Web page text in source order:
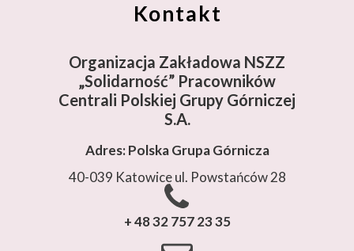
Kontakt
+ 48 32 757 23 35
Adres: Polska Grupa Górnicza
40-039 Katowice ul. Powstańców 28
Organizacja Zakładowa NSZZ
„Solidarność” Pracowników
Centrali Polskiej Grupy Górniczej
S.A.